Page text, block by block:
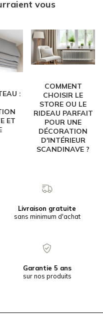
vous
:
ET
COMMENT
CHOISIR LE
STORE OU LE
RIDEAU PARFAIT
POUR UNE
DÉCORATION
D'INTÉRIEUR
SCANDINAVE ?
Livraison gratuite
sans minimum d'achat
Garantie 5 ans
sur nos produits